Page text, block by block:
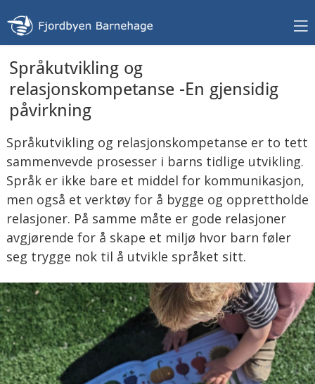
Språkutvikling og
relasjonskompetanse -En gjensidig
påvirkning
Språkutvikling og relasjonskompetanse er to tett
sammenvevde prosesser i barns tidlige utvikling.
Språk er ikke bare et middel for kommunikasjon,
men også et verktøy for å bygge og opprettholde
relasjoner. På samme måte er gode relasjoner
avgjørende for å skape et miljø hvor barn føler
seg trygge nok til å utvikle språket sitt.